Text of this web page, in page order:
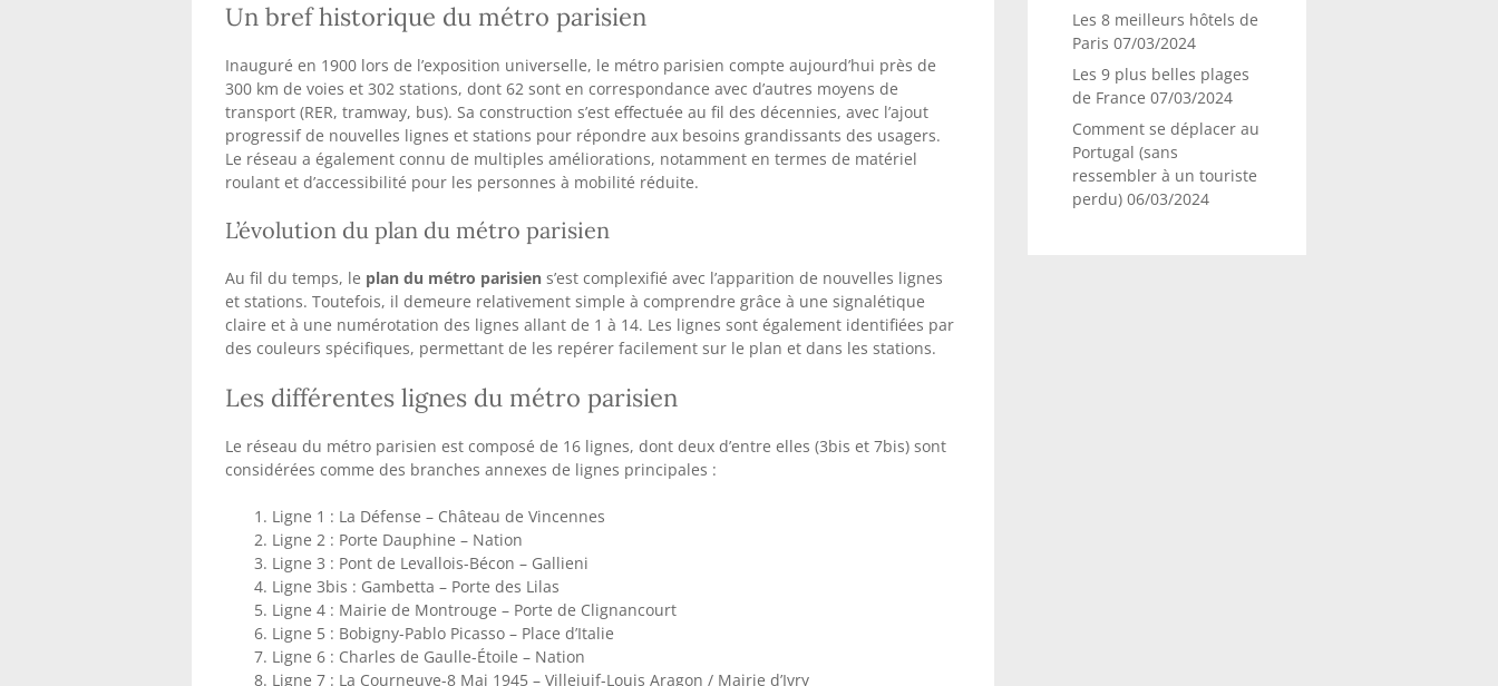
Un bref historique du métro parisien
Inauguré en 1900 lors de l’exposition universelle, le métro parisien compte aujourd’hui près de
300 km de voies et 302 stations, dont 62 sont en correspondance avec d’autres moyens de
transport (RER, tramway, bus). Sa construction s’est effectuée au fil des décennies, avec l’ajout
progressif de nouvelles lignes et stations pour répondre aux besoins grandissants des usagers.
Le réseau a également connu de multiples améliorations, notamment en termes de matériel
roulant et d’accessibilité pour les personnes à mobilité réduite.
L’évolution du plan du métro parisien
Au fil du temps, le plan du métro parisien s’est complexifié avec l’apparition de nouvelles lignes
et stations. Toutefois, il demeure relativement simple à comprendre grâce à une signalétique
claire et à une numérotation des lignes allant de 1 à 14. Les lignes sont également identifiées par
des couleurs spécifiques, permettant de les repérer facilement sur le plan et dans les stations.
Les différentes lignes du métro parisien
Le réseau du métro parisien est composé de 16 lignes, dont deux d’entre elles (3bis et 7bis) sont
considérées comme des branches annexes de lignes principales :
Ligne 1 : La Défense – Château de Vincennes
Ligne 2 : Porte Dauphine – Nation
Ligne 3 : Pont de Levallois-Bécon – Gallieni
Ligne 3bis : Gambetta – Porte des Lilas
Ligne 4 : Mairie de Montrouge – Porte de Clignancourt
Ligne 5 : Bobigny-Pablo Picasso – Place d’Italie
Ligne 6 : Charles de Gaulle-Étoile – Nation
Ligne 7 : La Courneuve-8 Mai 1945 – Villejuif-Louis Aragon / Mairie d’Ivry
Les 8 meilleurs hôtels de
Paris 07/03/2024
Les 9 plus belles plages
de France 07/03/2024
Comment se déplacer au
Portugal (sans
ressembler à un touriste
perdu) 06/03/2024